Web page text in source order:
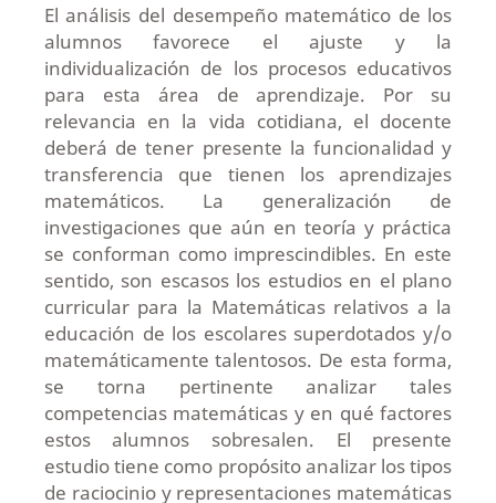
El análisis del desempeño matemático de los
alumnos favorece el ajuste y la
individualización de los procesos educativos
para esta área de aprendizaje. Por su
relevancia en la vida cotidiana, el docente
deberá de tener presente la funcionalidad y
transferencia que tienen los aprendizajes
matemáticos. La generalización de
investigaciones que aún en teoría y práctica
se conforman como imprescindibles. En este
sentido, son escasos los estudios en el plano
curricular para la Matemáticas relativos a la
educación de los escolares superdotados y/o
matemáticamente talentosos. De esta forma,
se torna pertinente analizar tales
competencias matemáticas y en qué factores
estos alumnos sobresalen. El presente
estudio tiene como propósito analizar los tipos
de raciocinio y representaciones matemáticas